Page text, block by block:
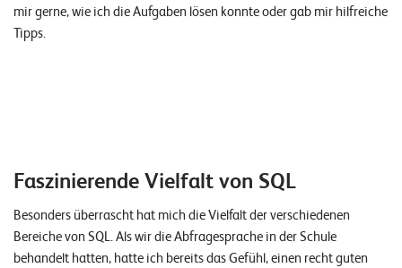
mir gerne, wie ich die Aufgaben lösen konnte oder gab mir hilfreiche
Tipps.
Faszinierende Vielfalt von SQL
Besonders überrascht hat mich die Vielfalt der verschiedenen
Bereiche von SQL. Als wir die Abfragesprache in der Schule
behandelt hatten, hatte ich bereits das Gefühl, einen recht guten